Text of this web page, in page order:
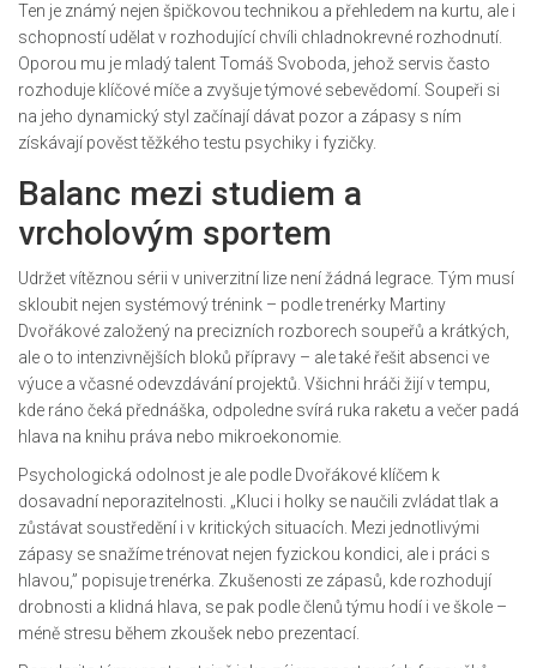
Ten je známý nejen špičkovou technikou a přehledem na kurtu, ale i
schopností udělat v rozhodující chvíli chladnokrevné rozhodnutí.
Oporou mu je mladý talent Tomáš Svoboda, jehož servis často
rozhoduje klíčové míče a zvyšuje týmové sebevědomí. Soupeři si
na jeho dynamický styl začínají dávat pozor a zápasy s ním
získávají pověst těžkého testu psychiky i fyzičky.
Balanc mezi studiem a
vrcholovým sportem
Udržet vítěznou sérii v univerzitní lize není žádná legrace. Tým musí
skloubit nejen systémový trénink – podle trenérky Martiny
Dvořákové založený na precizních rozborech soupeřů a krátkých,
ale o to intenzivnějších bloků přípravy – ale také řešit absenci ve
výuce a včasné odevzdávání projektů. Všichni hráči žijí v tempu,
kde ráno čeká přednáška, odpoledne svírá ruka raketu a večer padá
hlava na knihu práva nebo mikroekonomie.
Psychologická odolnost je ale podle Dvořákové klíčem k
dosavadní neporazitelnosti. „Kluci i holky se naučili zvládat tlak a
zůstávat soustředění i v kritických situacích. Mezi jednotlivými
zápasy se snažíme trénovat nejen fyzickou kondici, ale i práci s
hlavou,” popisuje trenérka. Zkušenosti ze zápasů, kde rozhodují
drobnosti a klidná hlava, se pak podle členů týmu hodí i ve škole –
méně stresu během zkoušek nebo prezentací.